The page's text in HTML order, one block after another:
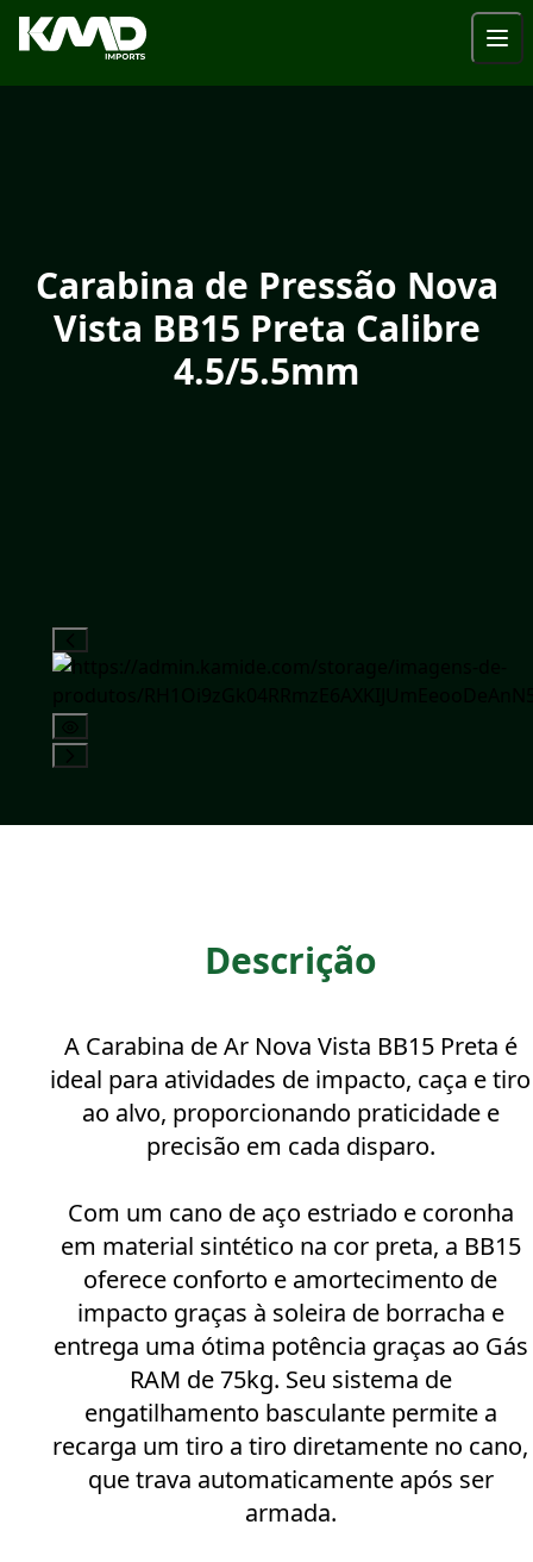
Carabina de Pressão Nova
Vista BB15 Preta Calibre
4.5/5.5mm
Descrição
A Carabina de Ar Nova Vista BB15 Preta é
ideal para atividades de impacto, caça e tiro
ao alvo, proporcionando praticidade e
precisão em cada disparo.
Com um cano de aço estriado e coronha
em material sintético na cor preta, a BB15
oferece conforto e amortecimento de
impacto graças à soleira de borracha e
entrega uma ótima potência graças ao Gás
RAM de 75kg. Seu sistema de
engatilhamento basculante permite a
recarga um tiro a tiro diretamente no cano,
que trava automaticamente após ser
armada.